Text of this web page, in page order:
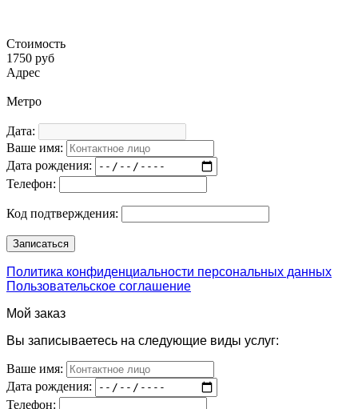
Стоимость
1750 руб
Адрес
Метро
Дата:
Ваше имя:
Дата рождения:
Телефон:
Код подтверждения:
Политика конфиденциальности персональных данных
Пользовательское соглашение
Мой заказ
Вы записываетесь на следующие виды услуг:
Ваше имя:
Дата рождения:
Телефон: